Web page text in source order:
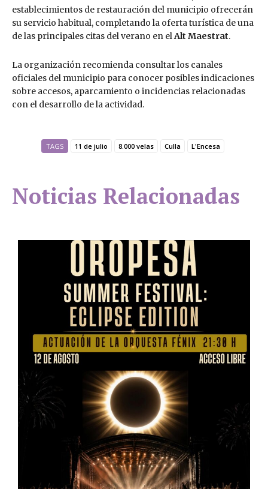
establecimientos de restauración del municipio ofrecerán
su servicio habitual, completando la oferta turística de una
de las principales citas del verano en elAlt Maestrat.
La organización recomienda consultar los canales
oficiales del municipio para conocer posibles indicaciones
sobre accesos, aparcamiento o incidencias relacionadas
con el desarrollo de la actividad.
TAGS 11 de julio 8.000 velas Culla L'Encesa
Noticias Relacionadas